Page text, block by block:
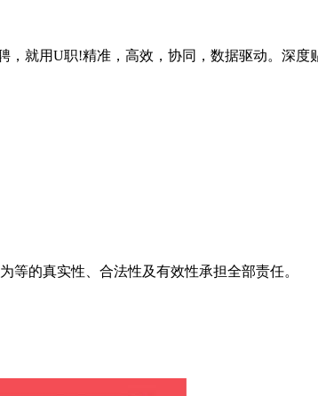
就用U职!精准，高效，协同，数据驱动。深度
的真实性、合法性及有效性承担全部责任。